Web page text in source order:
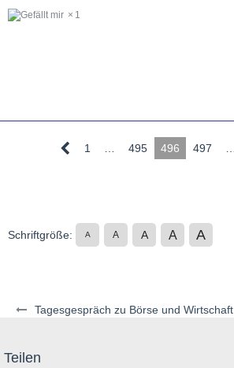
Tagesgespräch zu Börse und Wirtschaft
1
1 495 496 497
Schriftgröße: A A A A A
Teilen